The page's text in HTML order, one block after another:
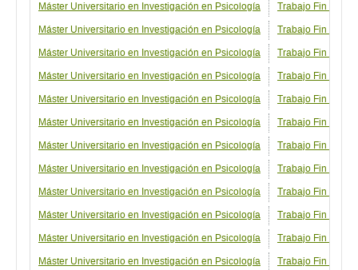
Máster Universitario en Investigación en Psicología Trabajo Fin de
Máster Universitario en Investigación en Psicología Trabajo Fin de
Máster Universitario en Investigación en Psicología Trabajo Fin de
Máster Universitario en Investigación en Psicología Trabajo Fin de
Máster Universitario en Investigación en Psicología Trabajo Fin de
Máster Universitario en Investigación en Psicología Trabajo Fin de
Máster Universitario en Investigación en Psicología Trabajo Fin de
Máster Universitario en Investigación en Psicología Trabajo Fin de
Máster Universitario en Investigación en Psicología Trabajo Fin de
Máster Universitario en Investigación en Psicología Trabajo Fin de
Máster Universitario en Investigación en Psicología Trabajo Fin de
Máster Universitario en Investigación en Psicología Trabajo Fin de